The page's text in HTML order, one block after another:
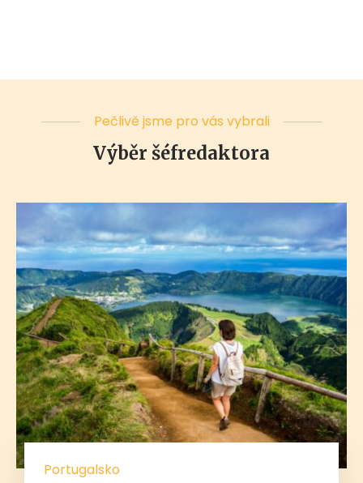
Pečlivě jsme pro vás vybrali
Výběr šéfredaktora
Portugalsko